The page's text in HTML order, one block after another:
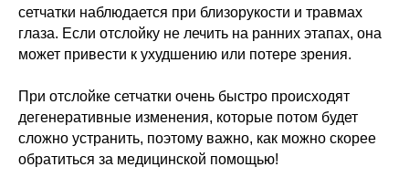
сетчатки наблюдается при близорукости и травмах
глаза. Если отслойку не лечить на ранних этапах, она
может привести к ухудшению или потере зрения.
При отслойке сетчатки очень быстро происходят
дегенеративные изменения, которые потом будет
сложно устранить, поэтому важно, как можно скорее
обратиться за медицинской помощью!